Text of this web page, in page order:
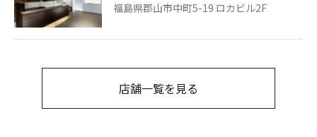
福島県郡山市中町5-19 ロカビル2F
店舗一覧を見る